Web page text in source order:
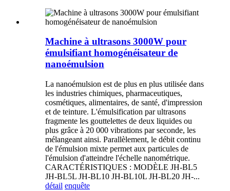
Machine à ultrasons 3000W pour
émulsifiant homogénéisateur de
nanoémulsion
La nanoémulsion est de plus en plus utilisée dans
les industries chimiques, pharmaceutiques,
cosmétiques, alimentaires, de santé, d'impression
et de teinture. L'émulsification par ultrasons
fragmente les gouttelettes de deux liquides ou
plus grâce à 20 000 vibrations par seconde, les
mélangeant ainsi. Parallèlement, le débit continu
de l'émulsion mixte permet aux particules de
l'émulsion d'atteindre l'échelle nanométrique.
CARACTÉRISTIQUES : MODÈLE JH-BL5
JH-BL5L JH-BL10 JH-BL10L JH-BL20 JH-...
détail enquête